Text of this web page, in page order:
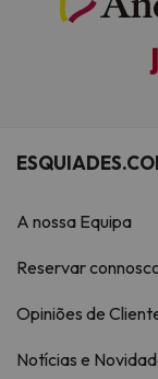
A nossa Equipa
Reservar
Opiniões de
Notícias e